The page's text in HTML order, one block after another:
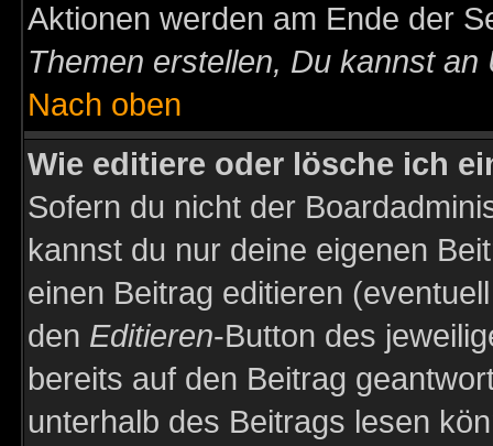
Aktionen werden am Ende der
Themen erstellen, Du kannst
Nach oben
Wie editiere oder lösche ich
Sofern du nicht der
kannst du nur deine eigenen
einen Beitrag editieren
den Editieren-Button des
bereits auf den Beitrag
unterhalb des Beitrags lesen